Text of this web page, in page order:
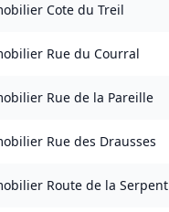
Cote du Treil
Rue du Courral
Rue de la Pareille
Rue des Drausses
Route de la Serpent